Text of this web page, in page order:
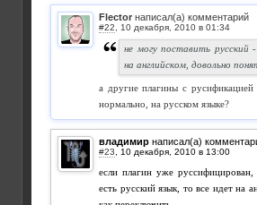
Flector написал(а) комментарий
#22
не могу поставить русский
на английском, довольно
а другие плагины с
нормально, на русском языке?
владимир написал(а)
#23
если плагин уже руссифицирован,
есть русский язык, то все идет на